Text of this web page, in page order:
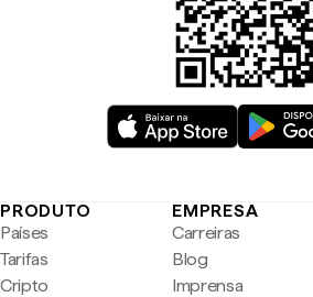
PRODUTO
Países
Tarifas
Cripto
EMPRESA
Carreiras
Blog
Imprensa